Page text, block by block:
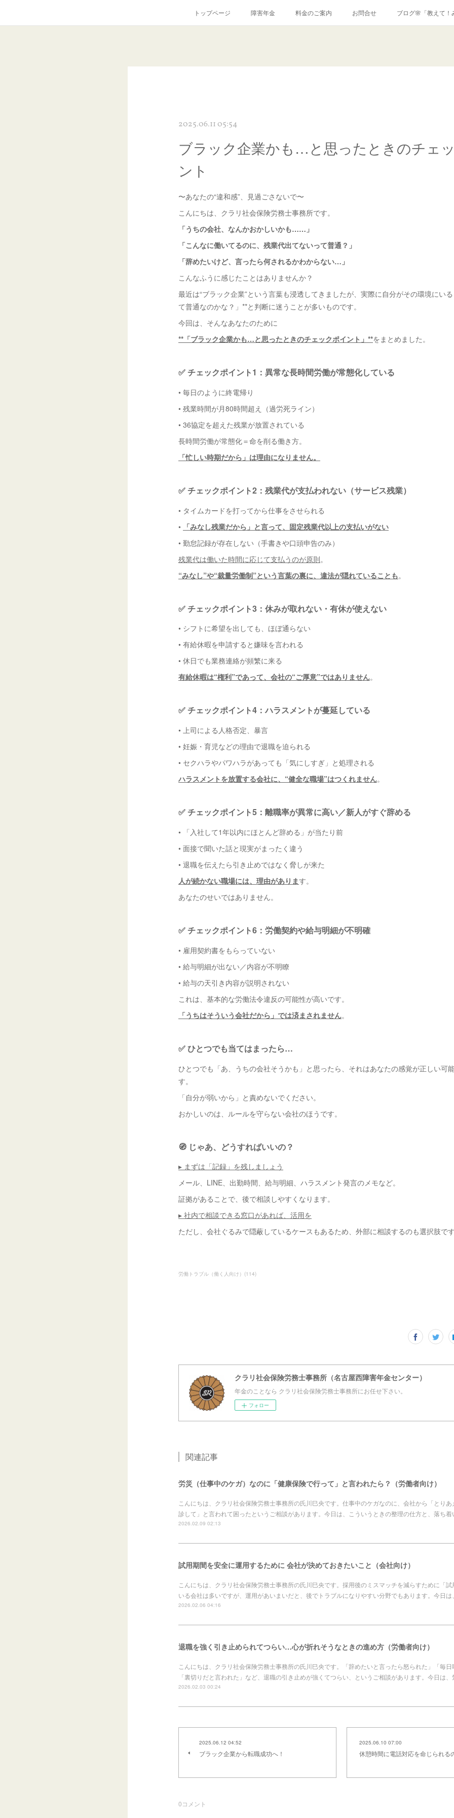
トップページ 障害年金 料金のご案内 お問合せ ブログ🌸「教えて！
2025.06.11 05:54
ブラック企業かも…と思ったときのチェ
ント
〜あなたの“違和感”、見過ごさないで〜
こんにちは、クラリ社会保険労務士事務所です。
「うちの会社、なんかおかしいかも……」
「こんなに働いてるのに、残業代出てないって普通？」
「辞めたいけど、言ったら何されるかわからない…」
こんなふうに感じたことはありませんか？
最近は“ブラック企業”という言葉も浸透してきましたが、実際に自分がその環境にい
て普通なのかな？」**と判断に迷うことが多いものです。
今回は、そんなあなたのために
**「ブラック企業かも…と思ったときのチェックポイント」**をまとめました。
✅ チェックポイント1：異常な長時間労働が常態化している
• 毎日のように終電帰り
• 残業時間が月80時間超え（過労死ライン）
• 36協定を超えた残業が放置されている
長時間労働が常態化＝命を削る働き方。
「忙しい時期だから」は理由になりません。
✅ チェックポイント2：残業代が支払われない（サービス残業）
• タイムカードを打ってから仕事をさせられる
•
「みなし残業だから」と言って、固定残業代以上の支払いがない
• 勤怠記録が存在しない（手書きや口頭申告のみ）
残業代は働いた時間に応じて支払うのが原則。
“みなし”や“裁量労働制”という言葉の裏に、違法が隠れていることも。
✅ チェックポイント3：休みが取れない・有休が使えない
• シフトに希望を出しても、ほぼ通らない
• 有給休暇を申請すると嫌味を言われる
• 休日でも業務連絡が頻繁に来る
有給休暇は“権利”であって、会社の“ご厚意”ではありません。
✅ チェックポイント4：ハラスメントが蔓延している
• 上司による人格否定、暴言
• 妊娠・育児などの理由で退職を迫られる
• セクハラやパワハラがあっても「気にしすぎ」と処理される
ハラスメントを放置する会社に、“健全な職場”はつくれません。
✅ チェックポイント5：離職率が異常に高い／新人がすぐ辞める
• 「入社して1年以内にほとんど辞める」が当たり前
• 面接で聞いた話と現実がまったく違う
• 退職を伝えたら引き止めではなく脅しが来た
人が続かない職場には、理由があります。
あなたのせいではありません。
✅ チェックポイント6：労働契約や給与明細が不明確
• 雇用契約書をもらっていない
• 給与明細が出ない／内容が不明瞭
• 給与の天引き内容が説明されない
これは、基本的な労働法令違反の可能性が高いです。
「うちはそういう会社だから」では済まされません。
✅ ひとつでも当てはまったら…
ひとつでも「あ、うちの会社そうかも」と思ったら、それはあなたの感覚が正しい可
す。
「自分が弱いから」と責めないでください。
おかしいのは、ルールを守らない会社のほうです。
🧭 じゃあ、どうすればいいの？
▸ まずは「記録」を残しましょう
メール、LINE、出勤時間、給与明細、ハラスメント発言のメモなど。
証拠があることで、後で相談しやすくなります。
▸ 社内で相談できる窓口があれば、活用を
ただし、会社ぐるみで隠蔽しているケースもあるため、外部に相談するのも選択肢で
労働トラブル（働く人向け） (114)
クラリ社会保険労務士事務所（名古屋西障害年金センター）
年金のことなら クラリ社会保険労務士事務所にお任せ下さい。
フォロー
関連記事
労災（仕事中のケガ）なのに「健康保険で行って」と言われたら？（労働者向け）
こんにちは、クラリ社会保険労務士事務所の氏川巳央です。仕事中のケガなのに、会社から「とり
診して」と言われて困ったというご相談があります。今日は、こういうときの整理の仕方と、落ち
2026.02.09 02:13
試用期間を安全に運用するために 会社が決めておきたいこと（会社向け）
こんにちは、クラリ社会保険労務士事務所の氏川巳央です。採用後のミスマッチを減らすために「
いる会社は多いですが、運用があいまいだと、後でトラブルになりやすい分野でもあります。今日
2026.02.06 04:16
退職を強く引き止められてつらい…心が折れそうなときの進め方（労働者向け）
こんにちは、クラリ社会保険労務士事務所の氏川巳央です。「辞めたいと言ったら怒られた」「毎
「裏切りだと言われた」など、退職の引き止めが強くてつらい、というご相談があります。今日は
2026.02.03 00:24
2025.06.12 04:52
ブラック企業から転職成功へ！
2025.06.10 07:00
休憩時間に電話対応を命じられる
0コメント